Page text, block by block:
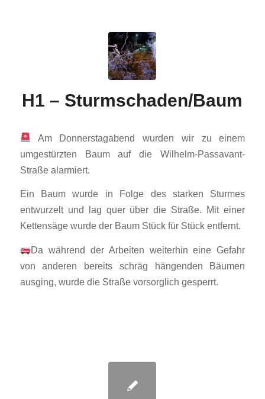
H1 – Sturmschaden/Baum
Am Donnerstagabend wurden wir zu einem
umgestürzten Baum auf die Wilhelm-Passavant-
Straße alarmiert.
Ein Baum wurde in Folge des starken Sturmes
entwurzelt und lag quer über die Straße. Mit einer
Kettensäge wurde der Baum Stück für Stück entfernt.
Da während der Arbeiten weiterhin eine Gefahr
von anderen bereits schräg hängenden Bäumen
ausging, wurde die Straße vorsorglich gesperrt.